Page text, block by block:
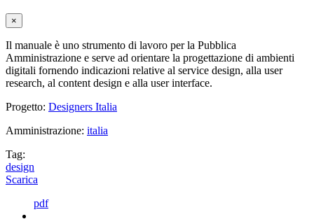
×
Il manuale è uno strumento di lavoro per la Pubblica
Amministrazione e serve ad orientare la progettazione di ambienti
digitali fornendo indicazioni relative al service design, alla user
research, al content design e alla user interface.
Progetto: Designers Italia
Amministrazione: italia
Tag:
design
Scarica
pdf